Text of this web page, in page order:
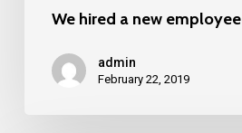
We hired a new employee
admin
February 22, 2019